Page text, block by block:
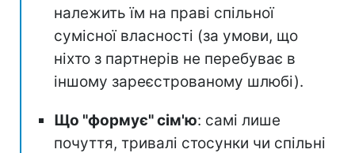
належить їм на праві спільної
сумісної власності (за умови, що
ніхто з партнерів не перебуває в
іншому зареєстрованому шлюбі).
Що "формує" сім'ю: самі лише
почуття, тривалі стосунки чи спільні